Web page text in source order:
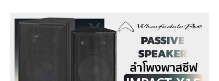
ซีฟ
PRO
IMPACT
X15
PASSIVE